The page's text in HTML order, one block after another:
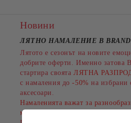
Новини
ЛЯТНО НАМАЛЕНИЕ В
Лятото е сезонът на новите
добрите оферти. Именно затова
стартира своята ЛЯТНА
с намаления до -50% на избрани
аксесоари.
Намаленията важат за
марки, а количествата са